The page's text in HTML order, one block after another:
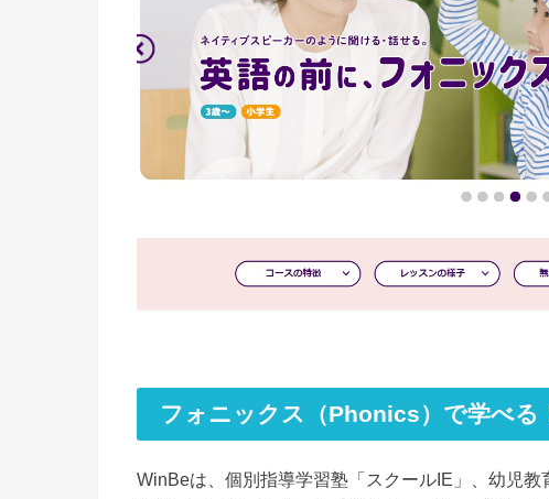
フォニックス（Phonics）で学べる
WinBeは、個別指導学習塾「スクールIE」、幼児